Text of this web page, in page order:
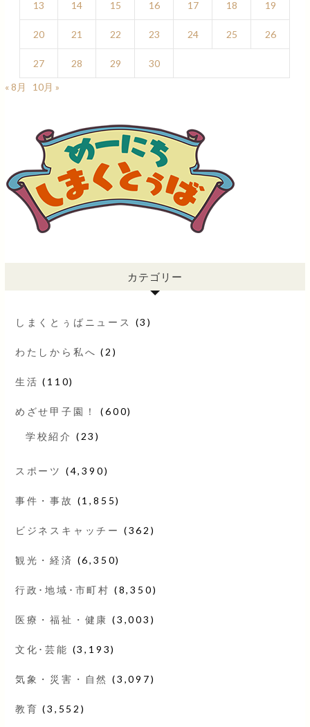
13 14 15 16 17 18 19
20 21 22 23 24 25 26
27 28 29
30
« 8月
10月 »
カテゴリー
しまくとぅばニュース (3)
わたしから私へ (2)
生活 (110)
めざせ甲子園！ (600)
学校紹介 (23)
スポーツ (4,390)
事件・事故 (1,855)
ビジネスキャッチー (362)
観光・経済 (6,350)
行政･地域･市町村 (8,350)
医療・福祉・健康 (3,003)
文化･芸能 (3,193)
気象・災害・自然 (3,097)
教育 (3,552)